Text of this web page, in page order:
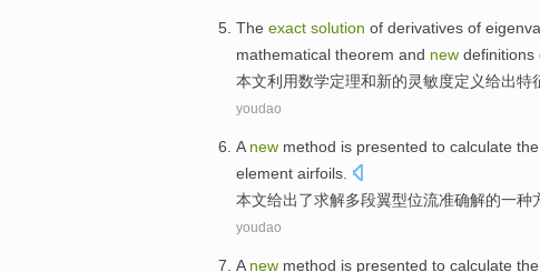
The exact solution of derivatives of
mathematical theorem and new definitions
本文利用数学定理和新的灵敏度定义给出特
youdao
A new method is presented to calculate the
element airfoils
本文给出了求解多段翼型位流准确解的一种
youdao
A new method is presented to calculate the